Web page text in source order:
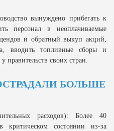
вынуждено прибегать к
персонал в неоплачиваемые
и обратный выкуп акций,
вводить топливные сборы и
правительств своих стран.
БОЛЬШЕ
расходов): Более 40
критическом состоянии из-за